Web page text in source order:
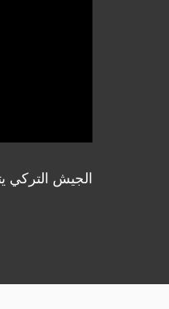
الجيش التركي